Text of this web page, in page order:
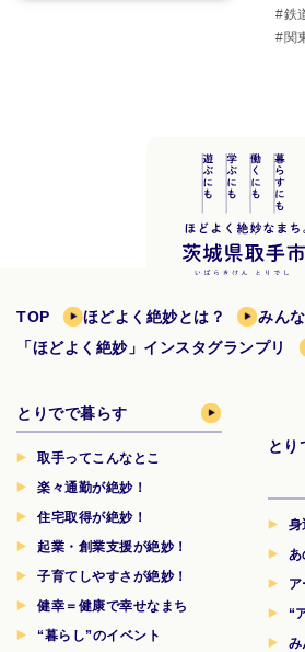
鉄
関
TOP ほどよく絶妙とは？
みん
「ほどよく絶妙」インスタグランプリ
とりでで暮らす
取手ってこんなとこ
楽々通勤が絶妙！
住宅取得が絶妙！
起業・創業支援が絶妙！
子育てしやすさが絶妙！
健幸＝健康で幸せなまち
“暮らし”のイベント
とり
身
あ
ア
“
み